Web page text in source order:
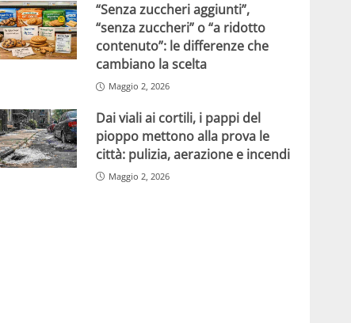
“Senza zuccheri aggiunti”,
“senza zuccheri” o “a ridotto
contenuto”: le differenze che
cambiano la scelta
Maggio 2, 2026
Dai viali ai cortili, i pappi del
pioppo mettono alla prova le
città: pulizia, aerazione e incendi
Maggio 2, 2026